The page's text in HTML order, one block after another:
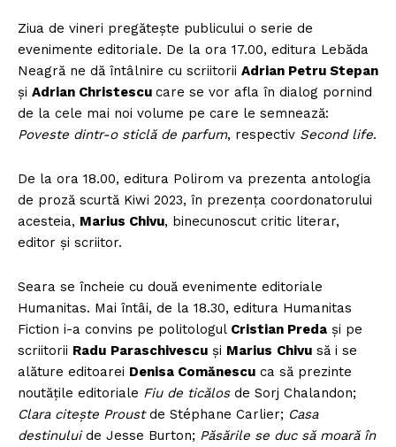
Ziua de vineri pregăteşte publicului o serie de
evenimente editoriale. De la ora 17.00, editura Lebăda
Neagră ne dă întâlnire cu scriitorii Adrian Petru Stepan
şi Adrian Christescu care se vor afla în dialog pornind
de la cele mai noi volume pe care le semnează:
Poveste dintr-o sticlă de parfum, respectiv Second life.
De la ora 18.00, editura Polirom va prezenta antologia
de proză scurtă Kiwi 2023, în prezența coordonatorului
acesteia, Marius Chivu, binecunoscut critic literar,
editor și scriitor.
Seara se încheie cu două evenimente editoriale
Humanitas. Mai întâi, de la 18.30, editura Humanitas
Fiction i-a convins pe politologul Cristian Preda și pe
scriitorii Radu Paraschivescu și Marius Chivu să i se
alăture editoarei Denisa Comănescu ca să prezinte
noutățile editoriale Fiu de ticălosde Sorj Chalandon;
Clara citește Proustde Stéphane Carlier; Casa
destinuluide Jesse Burton; Păsările se duc să moară în